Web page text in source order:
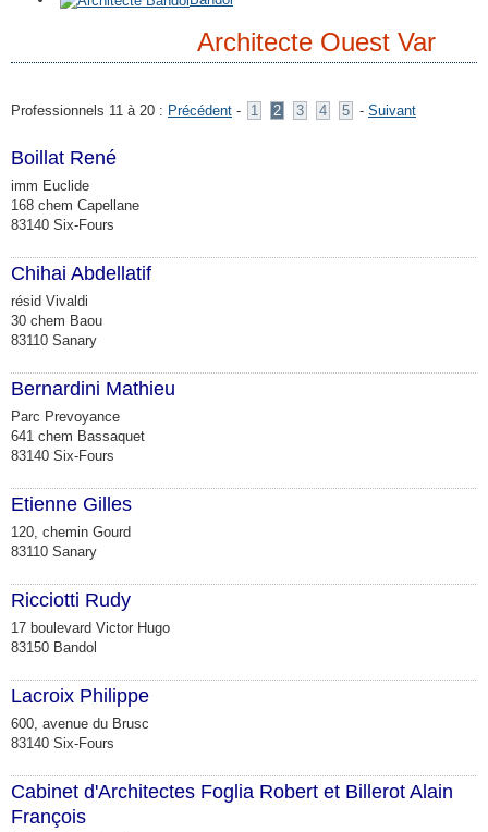
Architecte Ouest Var
Professionnels 11 à 20 : Précédent - 1 2 3 4 5 - Suivant
Boillat René
imm Euclide
168 chem Capellane
83140 Six-Fours
Chihai Abdellatif
résid Vivaldi
30 chem Baou
83110 Sanary
Bernardini Mathieu
Parc Prevoyance
641 chem Bassaquet
83140 Six-Fours
Etienne Gilles
120, chemin Gourd
83110 Sanary
Ricciotti Rudy
17 boulevard Victor Hugo
83150 Bandol
Lacroix Philippe
600, avenue du Brusc
83140 Six-Fours
Cabinet d'Architectes Foglia Robert et Billerot Alain
François